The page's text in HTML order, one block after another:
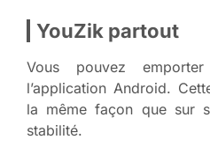
YouZik partout
Vous pouvez
l’application Android.
la même façon que sur
stabilité.